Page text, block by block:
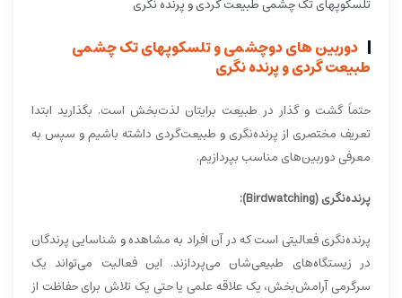
تلسکوپهای تک چشمی طبیعت گردی و پرنده نگری
دوربین های دوچشمی و تلسکوپهای تک چشمی
طبیعت گردی و پرنده نگری
حتماً گشت و گذار در طبیعت برایتان لذت‌بخش است. بگذارید ابتدا
تعریف مختصری از پرنده‌نگری و طبیعت‌گردی داشته باشیم و سپس به
معرفی دوربین‌های مناسب بپردازیم.
پرنده‌نگری (Birdwatching):
پرنده‌نگری فعالیتی است که در آن افراد به مشاهده و شناسایی پرندگان
در زیستگاه‌های طبیعی‌شان می‌پردازند. این فعالیت می‌تواند یک
سرگرمی آرامش‌بخش، یک علاقه علمی یا حتی یک تلاش برای حفاظت از